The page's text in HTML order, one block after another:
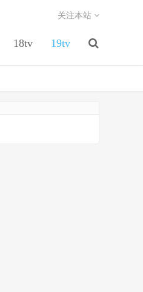
18tv 19tv
关注本站